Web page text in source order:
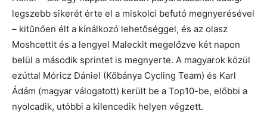
legszebb sikerét érte el a miskolci befutó megnyerésével
– kitűnően élt a kínálkozó lehetőséggel, és az olasz
Moshcettit és a lengyel Maleckit megelőzve két napon
belül a második sprintet is megnyerte. A magyarok közül
ezúttal Móricz Dániel (Kőbánya Cycling Team) és Karl
Ádám (magyar válogatott) került be a Top10-be, előbbi a
nyolcadik, utóbbi a kilencedik helyen végzett.